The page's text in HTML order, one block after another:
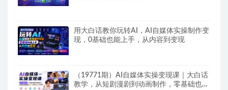
用大白话教你玩转AI，AI自媒体实操制作变
现，0基础也能上手，从内容到变现
（19771期）AI自媒体实操变现课｜大白话
教学，从短剧漫剧到动画制作，零基础也能